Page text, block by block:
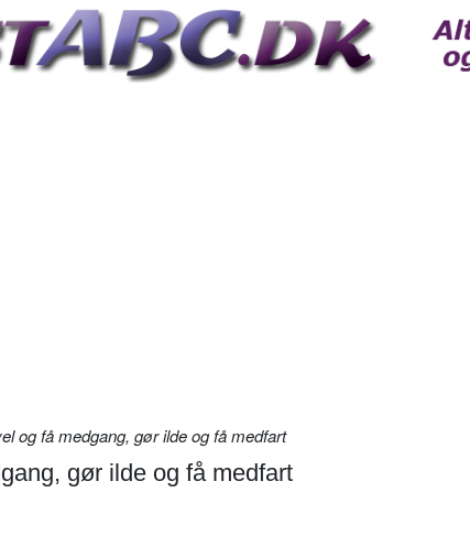
og få medgang, gør ilde og få medfart
gør ilde og få medfart